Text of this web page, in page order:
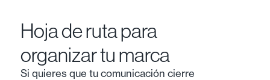
Hoja de ruta para
organizar tu marca
Si quieres que tu comunicación cierre